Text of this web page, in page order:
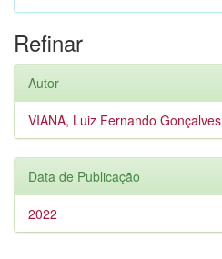
Refinar
Autor
VIANA, Luiz Fernando Gonçalves
Data de Publicação
2022